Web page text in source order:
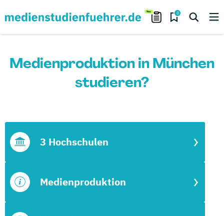
0
Medienproduktion in München
studieren?
Medienproduktion
3 Hochschulen